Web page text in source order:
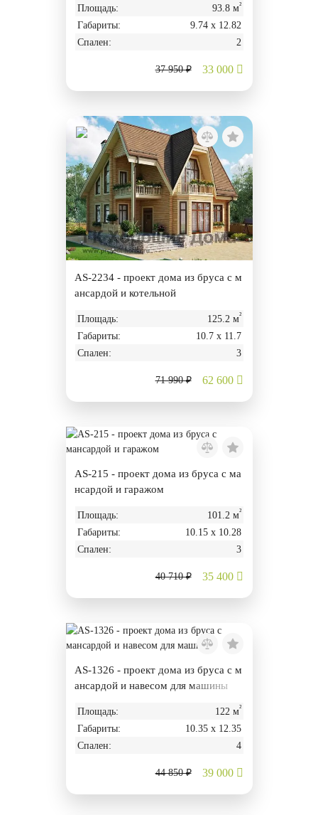
Площадь: 93.8 м²
Габариты:
9.74 х 12.82
Спален:
2
37 950 ₽ 33 000
AS-2234 - проект дома из бруса с м
ансардой и котельной
Площадь: 125.2 м²
Габариты:
10.7 х 11.7
Спален:
3
71 990 ₽ 62 600
AS-215 - проект дома из бруса с ма
нсардой и гаражом
Площадь: 101.2 м²
Габариты:
10.15 х 10.28
Спален:
3
40 710 ₽ 35 400
AS-1326 - проект дома из бруса с м
ансардой и навесом для машины
Площадь: 122 м²
Габариты:
10.35 х 12.35
Спален:
4
44 850 ₽ 39 000